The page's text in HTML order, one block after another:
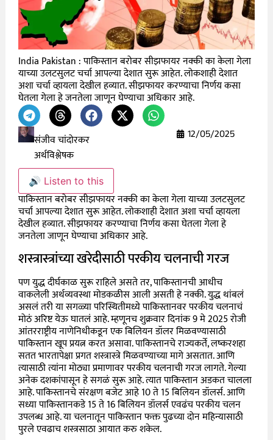
India Pakistan : पाकिस्तान बरोबर सीझफायर नक्की का केला गेला
याच्या उलटसुलट चर्चा आपल्या देशात सुरू आहेत. लोकशाही देशात
अशा चर्चा व्हायला देखील हव्यात. सीझफायर करण्याचा निर्णय कसा
घेतला गेला हे जनतेला जाणून घेण्याचा अधिकार आहे.
संजीव चांदोरकर
अर्थविश्लेषक
12/05/2025
🔊 Listen to this
पाकिस्तान बरोबर सीझफायर नक्की का केला गेला याच्या उलटसुलट
चर्चा आपल्या देशात सुरू आहेत. लोकशाही देशात अशा चर्चा व्हायला
देखील हव्यात. सीझफायर करण्याचा निर्णय कसा घेतला गेला हे
जनतेला जाणून घेण्याचा अधिकार आहे.
शस्त्रास्त्रांच्या खरेदीसाठी परकीय चलनाची गरज
पण युद्ध दीर्घकाळ सुरू राहिले असते तर, पाकिस्तानची आधीच
वाकलेली अर्थव्यवस्था मोडकळीस आली असती हे नक्की. युद्ध थांबलं
असलं तरी या सगळ्या परिस्थितीमध्ये पाकिस्तानवर परकीय चलनाचं
मोठं अरिष्ट येऊ घातलं आहे. म्हणूनच शुक्रवार दिनांक 9 मे 2025 रोजी
आंतरराष्ट्रीय नाणेनिधीकडून एक बिलियन डॉलर मिळवण्यासाठी
पाकिस्तान खूप प्रयत्न करत असावा. पाकिस्तानचे राज्यकर्ते, लष्करशहा
सतत भारतापेक्षा प्रगत शस्त्रास्त्रे मिळवण्याच्या मागे असतात. आणि
त्यासाठी त्यांना मोठ्या प्रमाणावर परकीय चलनाची गरज लागते. गेल्या
अनेक दशकांपासून हे सगळं सुरू आहे. त्यात पाकिस्तान अडकत चालला
आहे. पाकिस्तानचे संरक्षण बजेट आहे 10 ते 15 बिलियन डॉलर्स. आणि
सध्या पाकिस्तानकडे 15 ते 16 बिलियन डॉलर्स एवढंच परकीय चलन
उपलब्ध आहे. या चलनातून पाकिस्तान फक्त पुढच्या दोन महिन्यासाठी
पुरले एवढाच शस्त्रसाठा आयात करु शकेल.